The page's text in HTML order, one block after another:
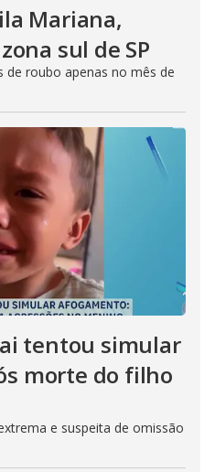
Mariana,
sul de SP
de roubo apenas no mês de
tentou simular
morte do filho
e suspeita de omissão